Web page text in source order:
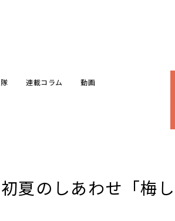
連載コラム 動画
夏のしあわせ「梅